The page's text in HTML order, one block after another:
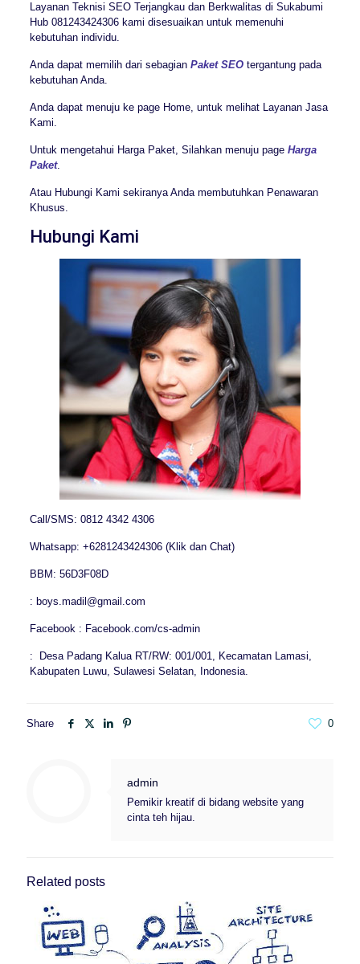
Layanan Teknisi SEO Terjangkau dan Berkwalitas di Sukabumi
Hub 081243424306 kami disesuaikan untuk memenuhi
kebutuhan individu.
Anda dapat memilih dari sebagian Paket SEOtergantung pada
kebutuhan Anda.
Anda dapat menuju ke page Home, untuk melihat Layanan Jasa
Kami.
Untuk mengetahui Harga Paket, Silahkan menuju page Harga
Paket.
Atau Hubungi Kami sekiranya Anda membutuhkan Penawaran
Khusus.
Hubungi Kami
Call/SMS: 0812 4342 4306
Whatsapp: +6281243424306 (Klik dan Chat)
BBM: 56D3F08D
: boys.madil@gmail.com
Facebook : Facebook.com/cs-admin
: Desa Padang Kalua RT/RW: 001/001, Kecamatan Lamasi,
Kabupaten Luwu, Sulawesi Selatan, Indonesia.
Share 0
admin
Pemikir kreatif di bidang website yang
cinta teh hijau.
Related posts